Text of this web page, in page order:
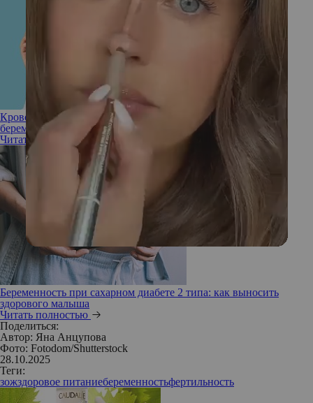
Кровотечение в первом, втором и третьем триместре
беременности: что нужно знать
Читать полностью
Беременность при сахарном диабете 2 типа: как выносить
здорового малыша
Читать полностью
Поделиться:
Автор: Яна Анцупова
Фото: Fotodom/Shutterstock
28.10.2025
Теги:
зожздоровое питаниебеременностьфертильность